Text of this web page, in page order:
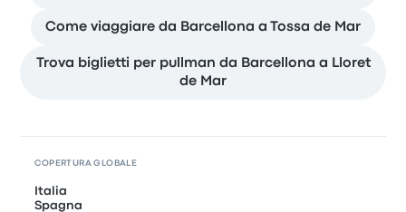
Come viaggiare da Barcellona a Tossa de Mar
Trova biglietti per pullman da Barcellona a Lloret
de Mar
COPERTURA GLOBALE
Italia
Spagna